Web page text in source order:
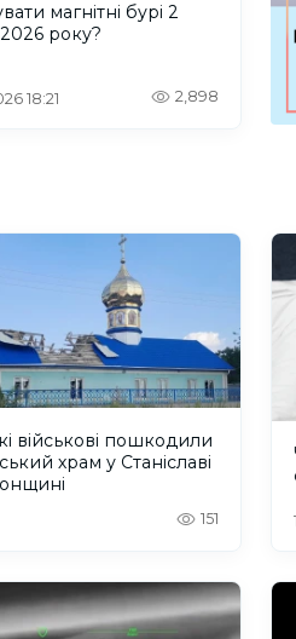
магнітні бурі 2
року?
18:21 2,898
військові пошкодили
храм у Станіславі
151